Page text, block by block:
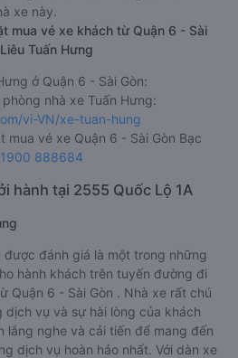
xe này.
mua vé xe khách từ Quận 6 - Sài
Tuấn Hưng
ở Quận 6 - Sài Gòn:
nhà xe Tuấn Hưng:
vi-VN/xe-tuan-hung
mua vé xe Quận 6 - Sài Gòn Bạc
1900 888684
hành tại 2555 Quốc Lộ 1A
được đánh giá là một trong những
hành khách trên tuyến đường đi
Quận 6 - Sài Gòn . Nhà xe rất chú
vụ và sự hài lòng của khách
lắng nghe và cải tiến để mang đến
dịch vụ hoàn hảo nhất. Với dàn xe